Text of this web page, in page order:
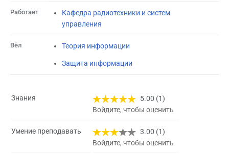
Работает
Кафедра радиотехники и систем
управления
Вёл Теория информации
Защита информации
Знания
5.00 (1)
Войдите, чтобы оценить
Умение преподавать
3.00 (1)
Войдите, чтобы оценить